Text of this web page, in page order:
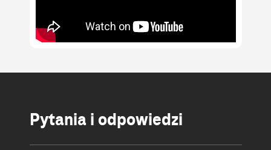
Pytania i odpowiedzi